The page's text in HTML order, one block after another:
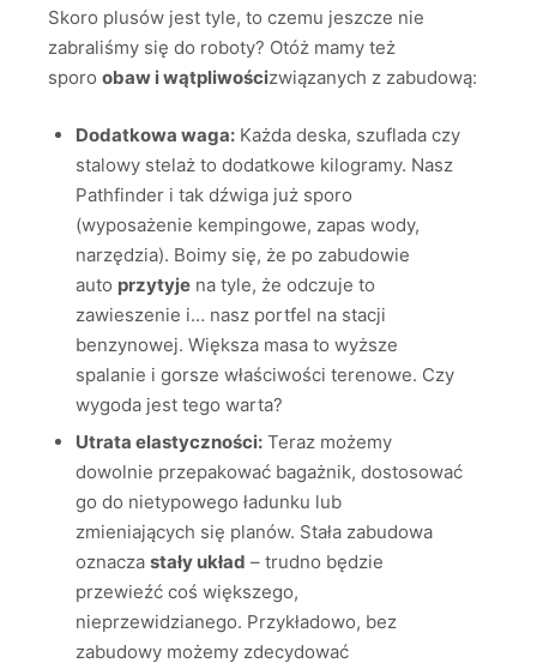
Skoro plusów jest tyle, to czemu jeszcze nie
zabraliśmy się do roboty? Otóż mamy też
sporo obaw i wątpliwościzwiązanych z zabudową:
Dodatkowa waga:Każda deska, szuflada czy
stalowy stelaż to dodatkowe kilogramy. Nasz
Pathfinder i tak dźwiga już sporo
(wyposażenie kempingowe, zapas wody,
narzędzia). Boimy się, że po zabudowie
auto przytyjena tyle, że odczuje to
zawieszenie i… nasz portfel na stacji
benzynowej. Większa masa to wyższe
spalanie i gorsze właściwości terenowe. Czy
wygoda jest tego warta?
Utrata elastyczności:Teraz możemy
dowolnie przepakować bagażnik, dostosować
go do nietypowego ładunku lub
zmieniających się planów. Stała zabudowa
oznacza stały układ – trudno będzie
przewieźć coś większego,
nieprzewidzianego. Przykładowo, bez
zabudowy możemy zdecydować